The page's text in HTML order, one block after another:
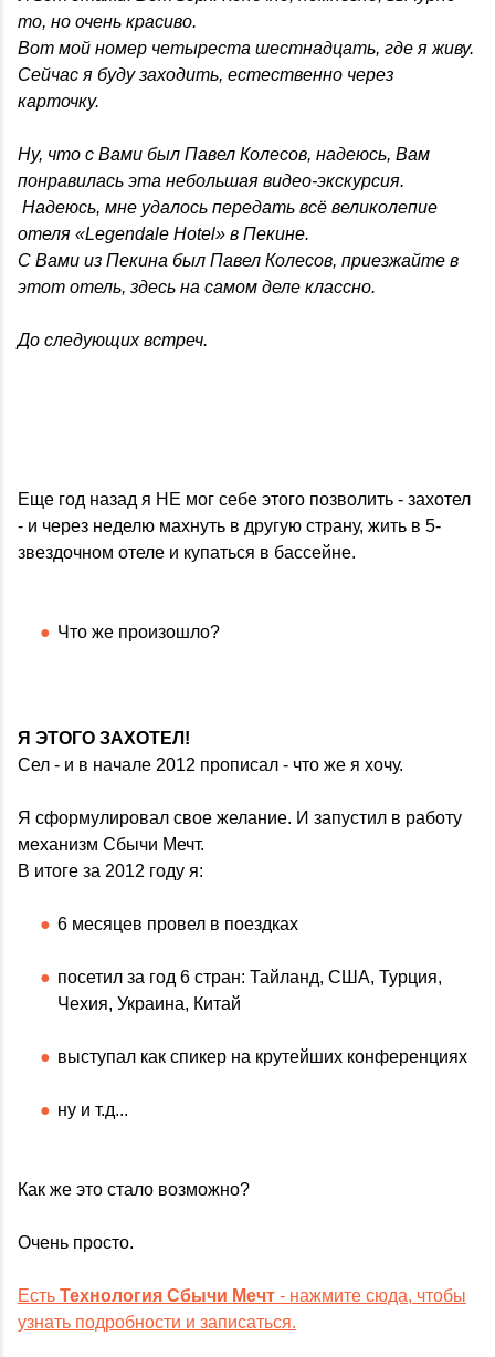
то, но очень красиво.
Вот мой номер четыреста шестнадцать, где я живу.
Сейчас я буду заходить, естественно через
карточку.
Ну, что с Вами был Павел Колесов, надеюсь, Вам
понравилась эта небольшая видео-экскурсия.
Надеюсь, мне удалось передать всё великолепие
отеля «Legendale Hotel» в Пекине.
С Вами из Пекина был Павел Колесов, приезжайте в
этот отель, здесь на самом деле классно.
До следующих встреч.
Еще год назад я НЕ мог себе этого позволить - захотел
- и через неделю махнуть в другую страну, жить в 5-
звездочном отеле и купаться в бассейне.
Что же произошло?
Я ЭТОГО ЗАХОТЕЛ!
Сел - и в начале 2012 прописал - что же я хочу.
Я сформулировал свое желание. И запустил в работу
механизм Сбычи Мечт.
В итоге за 2012 году я:
6 месяцев провел в поездках
посетил за год 6 стран: Тайланд, США, Турция,
Чехия, Украина, Китай
выступал как спикер на крутейших конференциях
ну и т.д...
Как же это стало возможно?
Очень просто.
Есть Технология Сбычи Мечт - нажмите сюда, чтобы
узнать подробности и записаться.